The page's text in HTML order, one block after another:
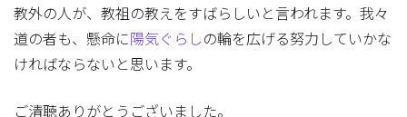
教外の人が、教祖の教えをすばらしいと言われます。我々
道の者も、懸命に 陽気ぐらし の輪を広げる努力していかな
ければならないと思います。
ご清聴ありがとうございました。